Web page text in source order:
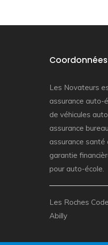
Coordonnées
Les Novateurs
assurance auto-
de véhicules
assurance
assurance santé
garantie
pour auto-école.
Les Roches
Abilly